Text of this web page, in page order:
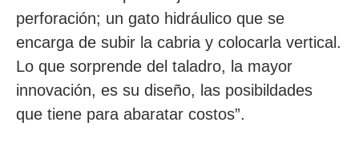
perforación; un gato hidráulico que se
encarga de subir la cabria y colocarla vertical.
Lo que sorprende del taladro, la mayor
innovación, es su diseño, las posibildades
que tiene para abaratar costos”.